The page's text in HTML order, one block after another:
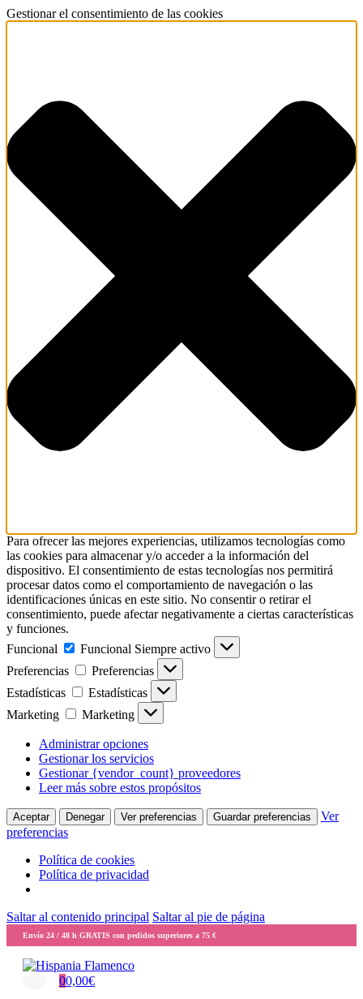
Gestionar el consentimiento de las cookies
Para ofrecer las mejores experiencias, utilizamos tecnologías como
las cookies para almacenar y/o acceder a la información del
dispositivo. El consentimiento de estas tecnologías nos permitirá
procesar datos como el comportamiento de navegación o las
identificaciones únicas en este sitio. No consentir o retirar el
consentimiento, puede afectar negativamente a ciertas características
y funciones.
Funcional
Funcional Siempre activo
Preferencias
Preferencias
Estadísticas
Estadísticas
Marketing
Marketing
Administrar opciones
Gestionar los servicios
Gestionar {vendor_count} proveedores
Leer más sobre estos propósitos
Aceptar Denegar Ver preferencias Guardar preferencias
Ver
preferencias
Política de cookies
Política de privacidad
Saltar al contenido principal Saltar al pie de página
Envío 24 / 48 h GRATIS con pedidos superiores a 75 €
00,00€